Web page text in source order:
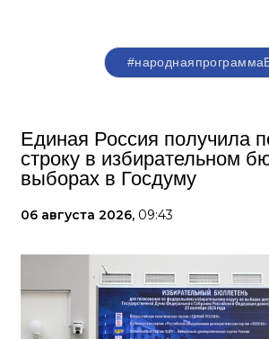
Единая Россия получила
строку в избирательном
выборах в Госдуму
06 августа 2026, 09:43